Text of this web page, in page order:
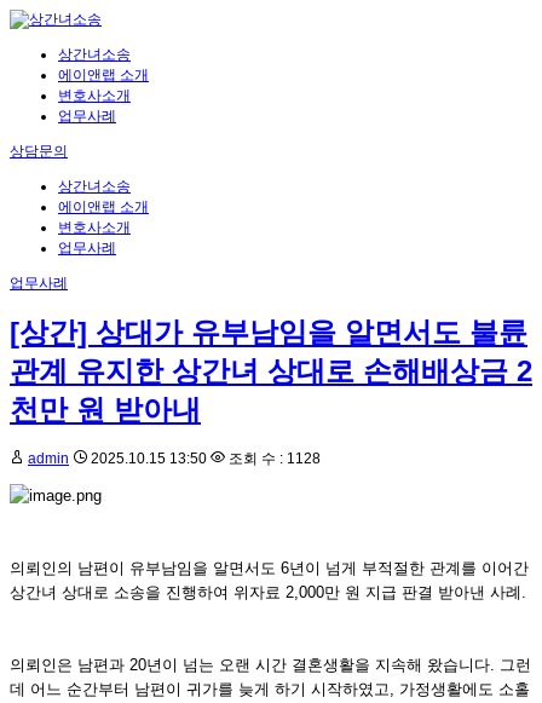
상간녀소송
에이앤랩 소개
변호사소개
업무사례
상담문의
상간녀소송
에이앤랩 소개
변호사소개
업무사례
업무사례
[상간] 상대가 유부남임을 알면서도 불륜
관계 유지한 상간녀 상대로 손해배상금 2
천만 원 받아내
admin 2025.10.15 13:50 조회 수 : 1128
의뢰인의 남편이 유부남임을 알면서도 6년이 넘게 부적절한 관계를 이어간
상간녀 상대로 소송을 진행하여 위자료 2,000만 원 지급 판결 받아낸 사례.
의뢰인은 남편과 20년이 넘는 오랜 시간 결혼생활을 지속해 왔습니다. 그런
데 어느 순간부터 남편이 귀가를 늦게 하기 시작하였고, 가정생활에도 소홀